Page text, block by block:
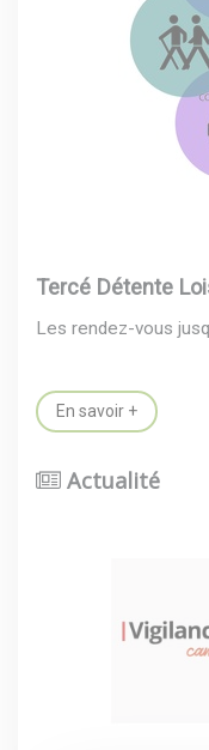
Tercé Détente
Les rendez-vous
En savoir +
Actualité